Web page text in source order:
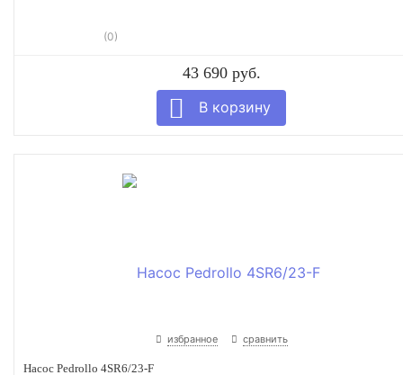
(0)
43 690 руб.
избранное сравнить
Насос Pedrollo 4SR6/23-F